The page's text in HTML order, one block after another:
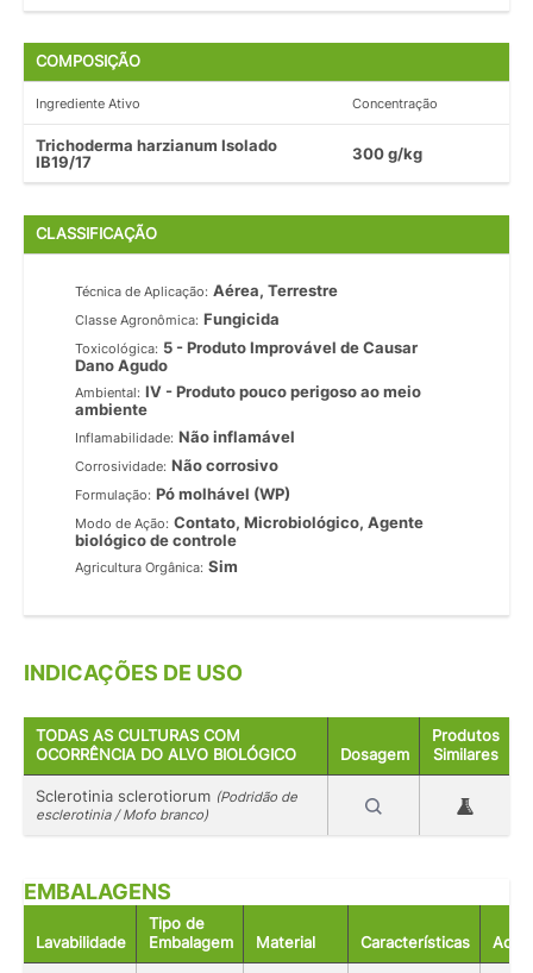
COMPOSIÇÃO
Ingrediente Ativo Concentração
Trichoderma harzianum Isolado
IB19/17
300 g/kg
CLASSIFICAÇÃO
Técnica de Aplicação: Aérea, Terrestre
Classe Agronômica: Fungicida
Toxicológica: 5 - Produto Improvável de Causar
Dano Agudo
Ambiental: IV - Produto pouco perigoso ao meio
ambiente
Inflamabilidade: Não inflamável
Corrosividade: Não corrosivo
Formulação: Pó molhável (WP)
Modo de Ação: Contato, Microbiológico, Agente
biológico de controle
Agricultura Orgânica: Sim
INDICAÇÕES DE USO
TODAS AS CULTURAS COM
OCORRÊNCIA DO ALVO BIOLÓGICO
Dosagem
Produtos
Similares
Sclerotinia sclerotiorum (Podridão de
esclerotinia / Mofo branco)
EMBALAGENS
Lavabilidade
Tipo de
Embalagem
Material Características